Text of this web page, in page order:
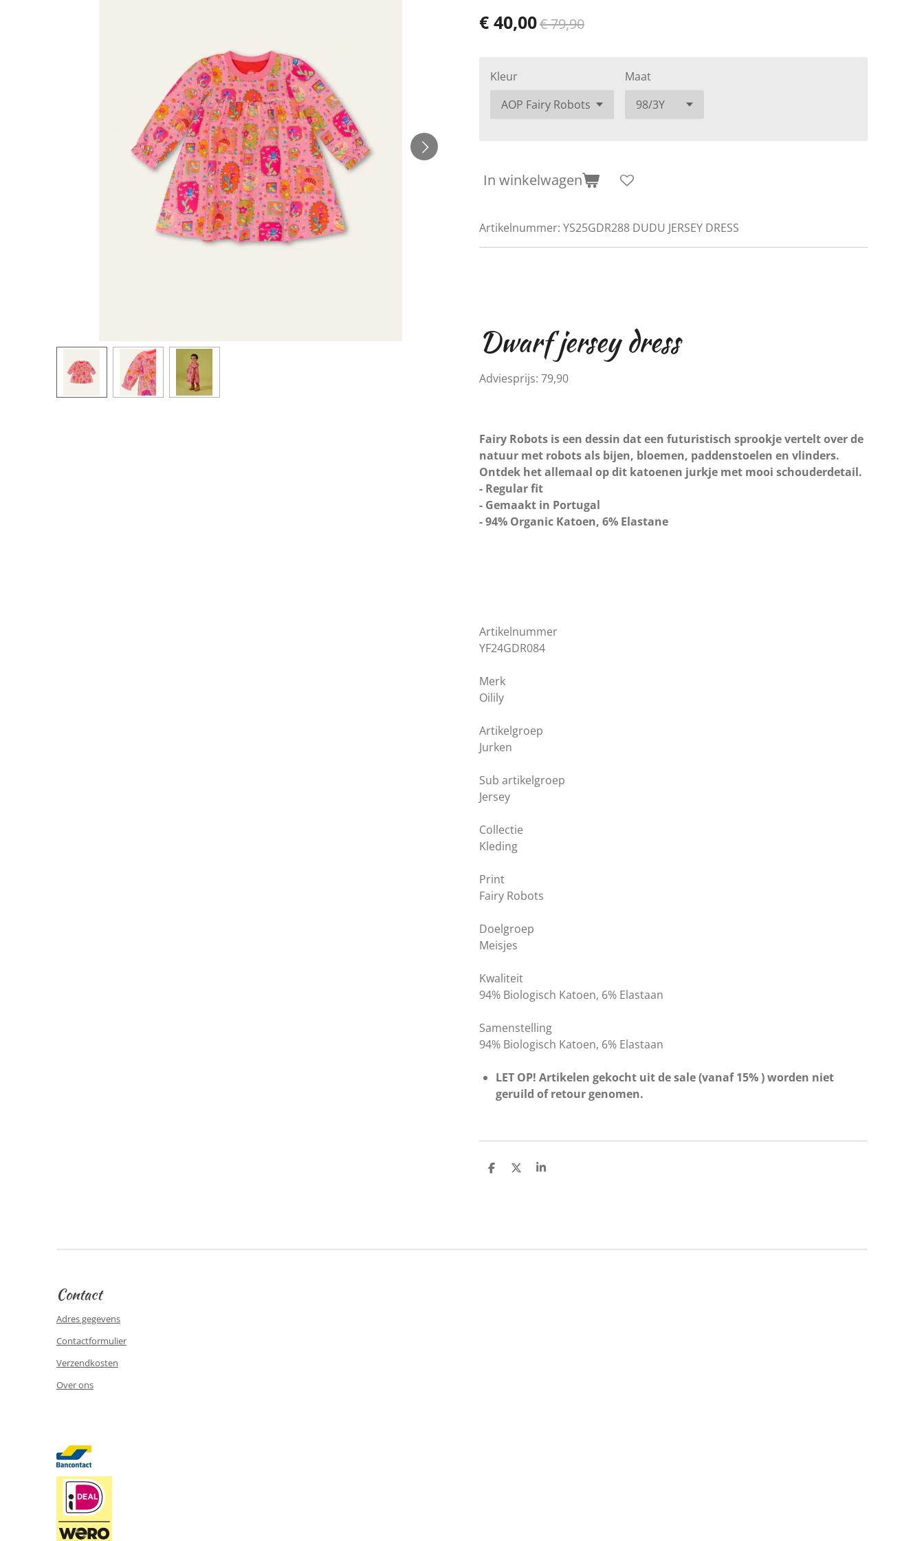
€ 40,00€ 79,90
Kleur Maat
In winkelwagen
Artikelnummer: YS25GDR288 DUDU JERSEY DRESS
Dwarf jersey dress
Adviesprijs: 79,90
Fairy Robots is een dessin dat een futuristisch sprookje vertelt over de
natuur met robots als bijen, bloemen, paddenstoelen en vlinders.
Ontdek het allemaal op dit katoenen jurkje met mooi schouderdetail.
- Regular fit
- Gemaakt in Portugal
- 94% Organic Katoen, 6% Elastane
Artikelnummer
YF24GDR084
Merk
Oilily
Artikelgroep
Jurken
Sub artikelgroep
Jersey
Collectie
Kleding
Print
Fairy Robots
Doelgroep
Meisjes
Kwaliteit
94% Biologisch Katoen, 6% Elastaan
Samenstelling
94% Biologisch Katoen, 6% Elastaan
LET OP! Artikelen gekocht uit de sale (vanaf 15% ) worden niet
geruild of retour genomen.
D
D
S
Contact
Adres gegevens
Contactformulier
Verzendkosten
Over ons